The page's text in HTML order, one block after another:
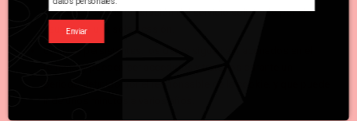
conservar para la prestación del servicio solicitado por el
usuario en una sola ocasión.
Enviar